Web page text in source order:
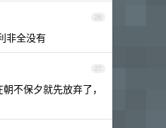
26
非全没有
27
不保夕就先放弃了，